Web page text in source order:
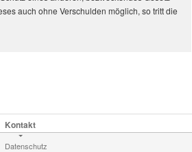
auch ohne Verschulden möglich, so tritt die
Kontakt
Datenschutz